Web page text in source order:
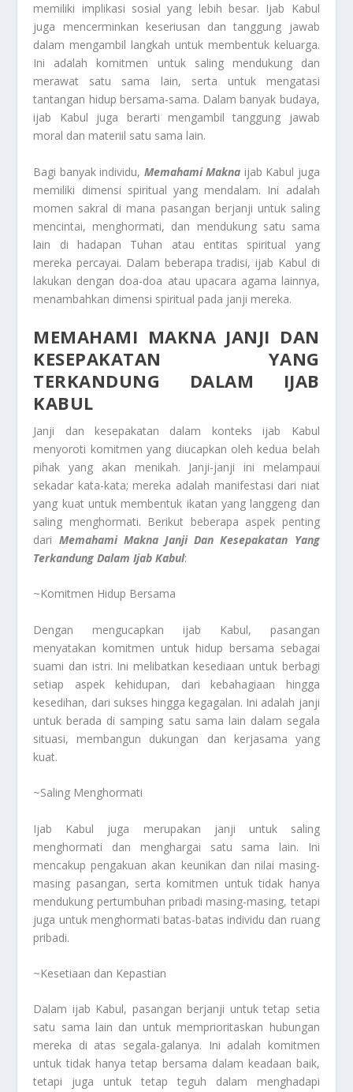
memiliki implikasi sosial yang lebih besar. Ijab Kabul
juga mencerminkan keseriusan dan tanggung jawab
dalam mengambil langkah untuk membentuk keluarga.
Ini adalah komitmen untuk saling mendukung dan
merawat satu sama lain, serta untuk mengatasi
tantangan hidup bersama-sama. Dalam banyak budaya,
ijab Kabul juga berarti mengambil tanggung jawab
moral dan materiil satu sama lain.
Bagi banyak individu, Memahami Makna ijab Kabul juga
memiliki dimensi spiritual yang mendalam. Ini adalah
momen sakral di mana pasangan berjanji untuk saling
mencintai, menghormati, dan mendukung satu sama
lain di hadapan Tuhan atau entitas spiritual yang
mereka percayai. Dalam beberapa tradisi, ijab Kabul di
lakukan dengan doa-doa atau upacara agama lainnya,
menambahkan dimensi spiritual pada janji mereka.
MEMAHAMI MAKNA JANJI DAN
KESEPAKATAN YANG
TERKANDUNG DALAM IJAB
KABUL
Janji dan kesepakatan dalam konteks ijab Kabul
menyoroti komitmen yang diucapkan oleh kedua belah
pihak yang akan menikah. Janji-janji ini melampaui
sekadar kata-kata; mereka adalah manifestasi dari niat
yang kuat untuk membentuk ikatan yang langgeng dan
saling menghormati. Berikut beberapa aspek penting
dari Memahami Makna Janji Dan Kesepakatan Yang
Terkandung Dalam Ijab Kabul:
~Komitmen Hidup Bersama
Dengan mengucapkan ijab Kabul, pasangan
menyatakan komitmen untuk hidup bersama sebagai
suami dan istri. Ini melibatkan kesediaan untuk berbagi
setiap aspek kehidupan, dari kebahagiaan hingga
kesedihan, dari sukses hingga kegagalan. Ini adalah janji
untuk berada di samping satu sama lain dalam segala
situasi, membangun dukungan dan kerjasama yang
kuat.
~Saling Menghormati
Ijab Kabul juga merupakan janji untuk saling
menghormati dan menghargai satu sama lain. Ini
mencakup pengakuan akan keunikan dan nilai masing-
masing pasangan, serta komitmen untuk tidak hanya
mendukung pertumbuhan pribadi masing-masing, tetapi
juga untuk menghormati batas-batas individu dan ruang
pribadi.
~Kesetiaan dan Kepastian
Dalam ijab Kabul, pasangan berjanji untuk tetap setia
satu sama lain dan untuk memprioritaskan hubungan
mereka di atas segala-galanya. Ini adalah komitmen
untuk tidak hanya tetap bersama dalam keadaan baik,
tetapi juga untuk tetap teguh dalam menghadapi